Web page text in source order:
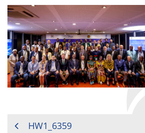
NAVIGATION
HW1_6359